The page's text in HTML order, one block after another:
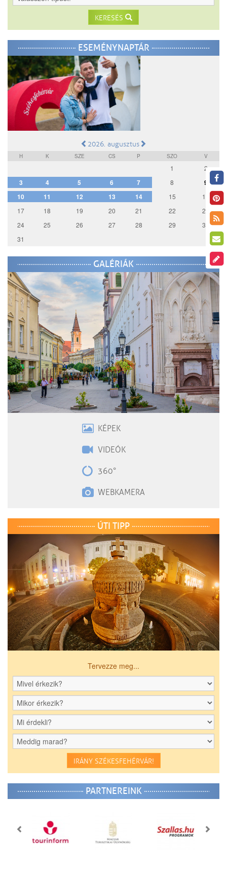
KERESÉS
ESEMÉNYNAPTÁR
2026. augusztus
H K SZE CS P SZO V
1 2
3 4 5 6 7 8
9
10
11 12 13 14 15
16
17
18 19 20 21 22
23
24
25 26 27 28 29
30
31
GALÉRIÁK
KÉPEK
VIDEÓK
360°
WEBKAMERA
ÚTI TIPP
Tervezze meg...
IRÁNY SZÉKESFEHÉRVÁR!
PARTNEREINK